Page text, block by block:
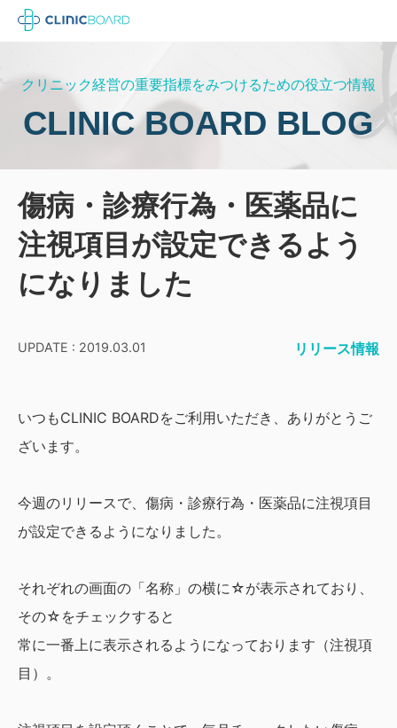
クリニック経営の重要指標をみつけるための役立つ情報
CLINIC BOARD BLOG
傷病・診療行為・医薬品に
注視項目が設定できるよう
になりました
UPDATE : 2019.03.01 リリース情報
いつもCLINIC BOARDをご利用いただき、ありがとうご
ざいます。
今週のリリースで、傷病・診療行為・医薬品に注視項目
が設定できるようになりました。
それぞれの画面の「名称」の横に☆が表示されており、
その☆をチェックすると
常に一番上に表示されるようになっております（注視項
目）。